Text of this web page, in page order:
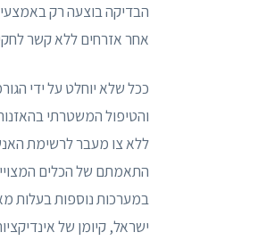
אחר אזרחים ללא קשר
ככל שלא יוחלט על ידי
והטיפול המשטרתי
ללא צו מעבר לרשימת
התאמתם של הכלים
במערכות נוספות בעלות
ישראל, קיומן של